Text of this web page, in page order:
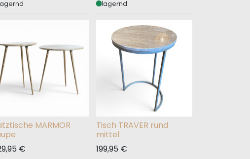
lagernd
MARMOR
€
Tisch TRAVER rund
mittel
199,95 €